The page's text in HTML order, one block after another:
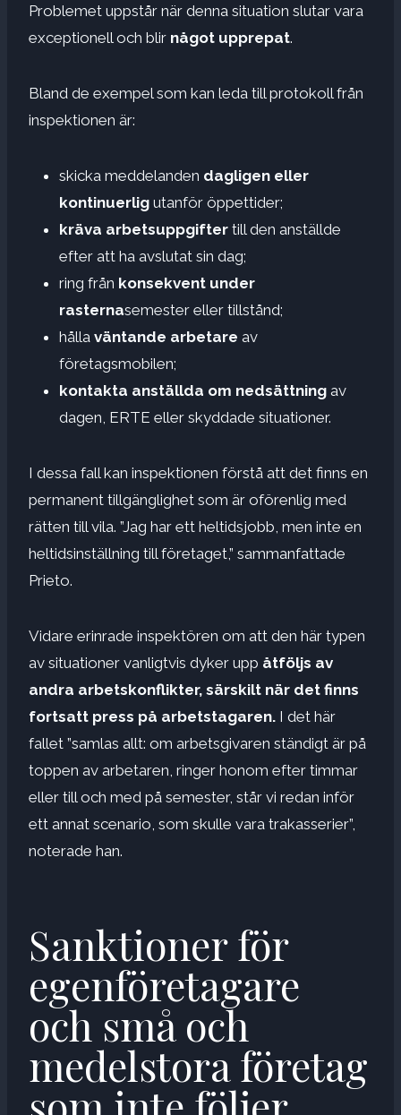
Problemet uppstår när denna situation slutar vara
exceptionell och blir något upprepat.
Bland de exempel som kan leda till protokoll från
inspektionen är:
skicka meddelanden dagligen eller
kontinuerlig utanför öppettider;
kräva arbetsuppgifter till den anställde
efter att ha avslutat sin dag;
ring från konsekvent under
rasternasemester eller tillstånd;
hålla väntande arbetare av
företagsmobilen;
kontakta anställda om nedsättning av
dagen, ERTE eller skyddade situationer.
I dessa fall kan inspektionen förstå att det finns en
permanent tillgänglighet som är oförenlig med
rätten till vila. ”Jag har ett heltidsjobb, men inte en
heltidsinställning till företaget,” sammanfattade
Prieto.
Vidare erinrade inspektören om att den här typen
av situationer vanligtvis dyker upp åtföljs av
andra arbetskonflikter, särskilt när det finns
fortsatt press på arbetstagaren. I det här
fallet ”samlas allt: om arbetsgivaren ständigt är på
toppen av arbetaren, ringer honom efter timmar
eller till och med på semester, står vi redan inför
ett annat scenario, som skulle vara trakasserier”,
noterade han.
Sanktioner för
egenföretagare
och små och
medelstora företag